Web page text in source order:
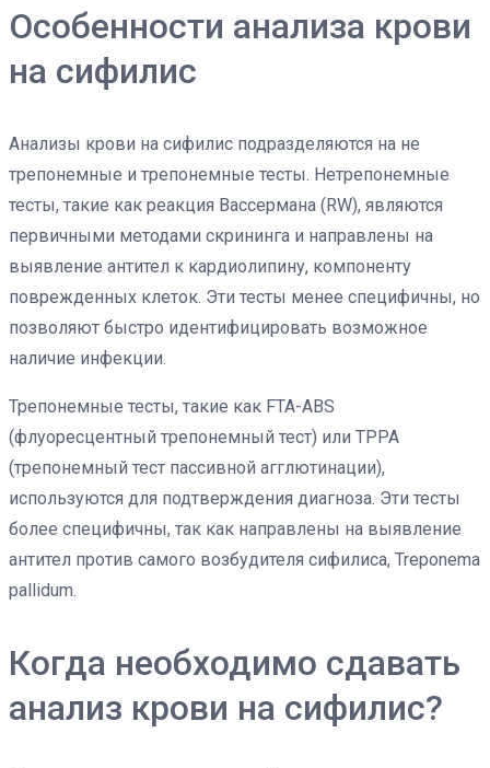
Особенности анализа крови
на сифилис
Анализы крови на сифилис подразделяются на не
трепонемные и трепонемные тесты. Нетрепонемные
тесты, такие как реакция Вассермана (RW), являются
первичными методами скрининга и направлены на
выявление антител к кардиолипину, компоненту
поврежденных клеток. Эти тесты менее специфичны, но
позволяют быстро идентифицировать возможное
наличие инфекции.
Трепонемные тесты, такие как FTA-ABS
(флуоресцентный трепонемный тест) или TPPA
(трепонемный тест пассивной агглютинации),
используются для подтверждения диагноза. Эти тесты
более специфичны, так как направлены на выявление
антител против самого возбудителя сифилиса, Treponema
pallidum.
Когда необходимо сдавать
анализ крови на сифилис?